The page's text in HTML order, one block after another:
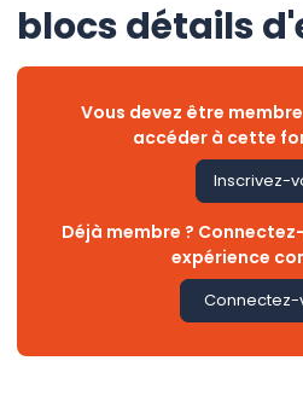
blocs détails
Vous devez être
accéder à cette
Inscrivez-
Déjà membre ?
expérience
Connectez-